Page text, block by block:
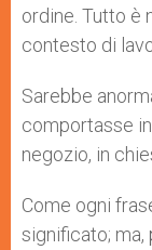
ordine. Tutto è
contesto di
Sarebbe
comportasse
negozio, in
Come ogni
significato;